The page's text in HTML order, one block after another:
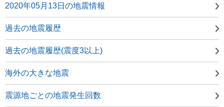
2020年05月13日の地震情報
過去の地震履歴
過去の地震履歴(震度3以上)
海外の大きな地震
震源地ごとの地震発生回数